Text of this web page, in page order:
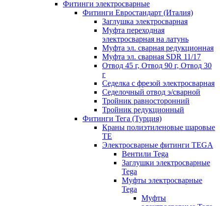
Фитинги электросварные
Фитинги Евростандарт (Италия)
Заглушка электросварная
Муфта переходная
электросварная на латунь
Муфта эл. cварная редукционная
Муфта эл. сварная SDR 11/17
Отвод 45 г, Отвод 90 г, Отвод 30
г
Седелка с фрезой электросварная
Седелочный отвод э/сварной
Тройник равносторонний
Тройник редукционный
Фитинги Тега (Турция)
Краны полиэтиленовые шаровые
TE
Электросварные фитинги TEGA
Вентили Tega
Заглушки электросварные
Tega
Муфты электросварные
Tega
Муфты